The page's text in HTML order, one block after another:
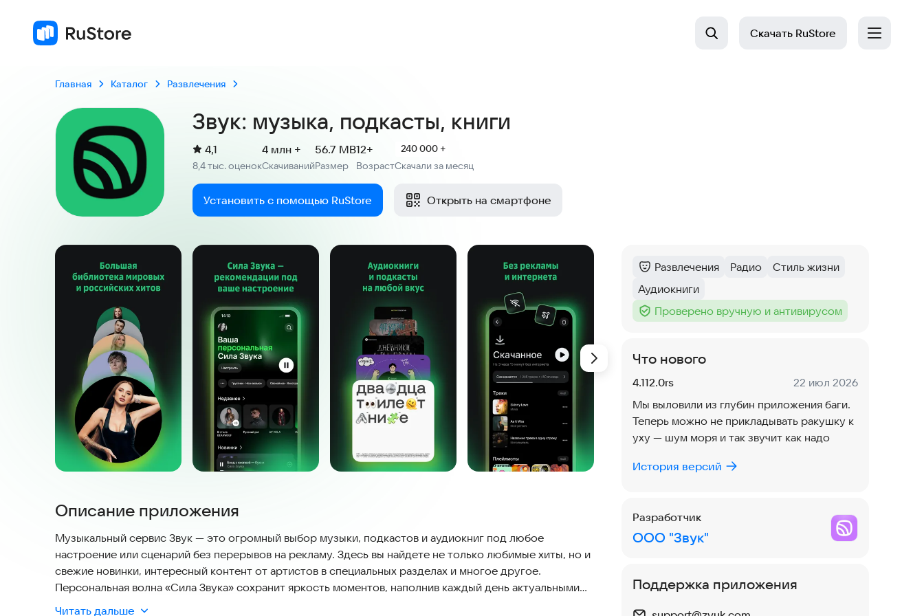
Скачать RuStore
Главная Каталог Развлечения
Звук: музыка, подкасты, книги
Рейтинг:
4,1
8,4 тыс. оценокСкачиваний
4 млн +
Размер
56.7 MB
Возраст
12+
240 000 +
Скачали за месяц
Установить с помощью RuStore Открыть на смартфоне
Скриншоты
Описание приложения
Музыкальный сервис Звук — это огромный выбор музыки, подкастов и аудиокниг под любое
настроение или сценарий без перерывов на рекламу. Здесь вы найдете не только любимые хиты, но и
свежие новинки, интересный контент от артистов в специальных разделах и многое другое.
Персональная волна «Сила Звука» сохранит яркость моментов, наполнив каждый день актуальными
треками. Настройте свой плейлист или воспользуйтесь готовыми предложениями: умные алгоритмы
Читать дальше
Категория :
Развлечения
Тег:
Радио
Тег:
Стиль жизни
Тег:
Аудиокниги
Тег :
Проверено вручную и антивирусом
Что нового
Версия:
4.112.0rs Дата:
22 июл 2026
Мы выловили из глубин приложения баги.
Теперь можно не прикладывать ракушку к
уху — шум моря и так звучит как надо
История версий
Разработчик
ООО "Звук"
Поддержка приложения